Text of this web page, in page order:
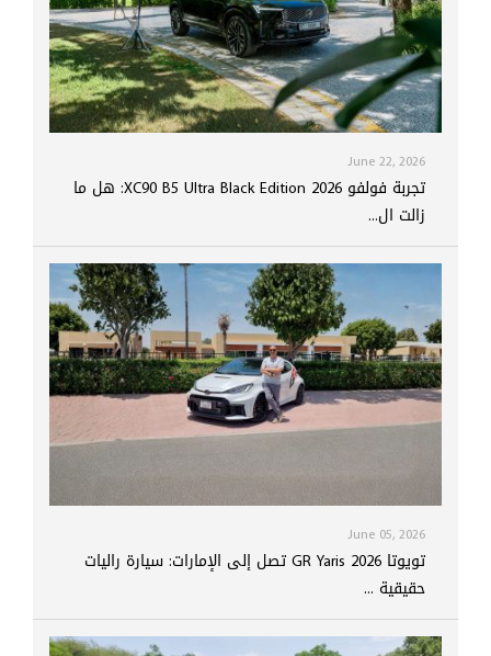
June 22, 2026
تجربة فولفو XC90 B5 Ultra Black Edition 2026: هل ما
زالت ال...
June 05, 2026
تويوتا GR Yaris 2026 تصل إلى الإمارات: سيارة راليات
حقيقية ...